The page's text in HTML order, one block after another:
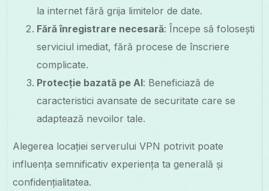
la internet fără grija limitelor de date.
Fără înregistrare necesară: Începe să folosești
serviciul imediat, fără procese de înscriere
complicate.
Protecție bazată pe AI: Beneficiază de
caracteristici avansate de securitate care se
adaptează nevoilor tale.
Alegerea locației serverului VPN potrivit poate
influența semnificativ experiența ta generală și
confidențialitatea.